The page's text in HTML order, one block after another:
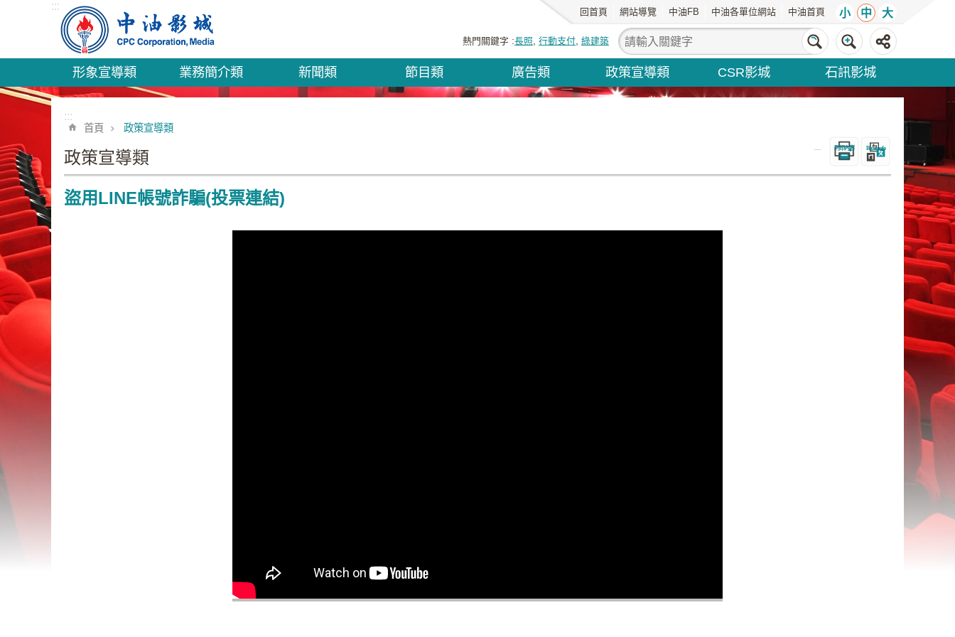
跳到主要內容區塊
::: 回首頁 網站導覽 中油FB 中油各單位網站 中油首頁 小 中 大
熱門關鍵字 長照 行動支付 綠建築
形象宣導類 業務簡介類 新聞類 節目類 廣告類 政策宣導類 CSR影城 石訊影城
:::
首頁 政策宣導類
政策宣導類 列印內容 Bopomofo
盜用LINE帳號詐騙(投票連結)